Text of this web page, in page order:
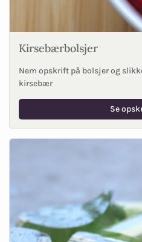
Kirsebærbolsjer
Nem opskrift på bolsjer og
kirsebær
Se